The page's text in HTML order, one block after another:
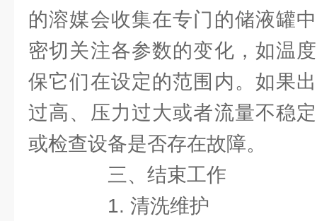
的溶媒会收集在专门的储液罐
密切关注各参数的变化，如温
保它们在设定的范围内。如果
过高、压力过大或者流量不稳
或检查设备是否存在故障。
三、结束工作
1. 清洗维护